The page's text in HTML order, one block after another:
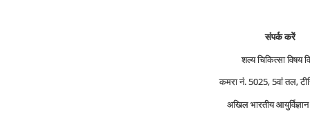
संपर्क करें
शल्‍य चिकित्‍सा विषय
कमरा नं. 5025, 5वां तल,
अखिल भारतीय